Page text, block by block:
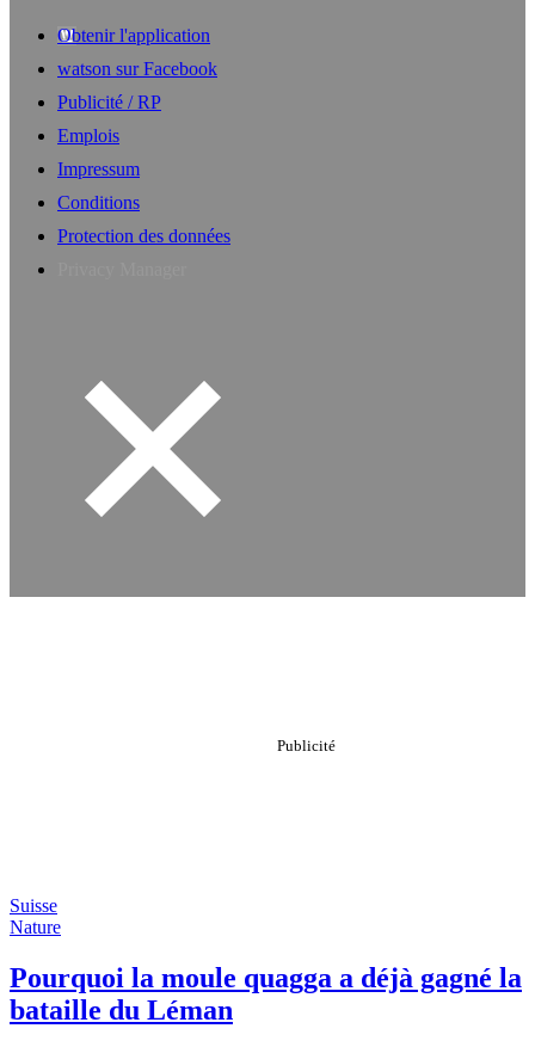
Obtenir l'application
watson sur Facebook
Publicité / RP
Emplois
Impressum
Conditions
Protection des données
Suisse
Nature
Pourquoi la moule quagga a déjà gagné la
bataille du Léman